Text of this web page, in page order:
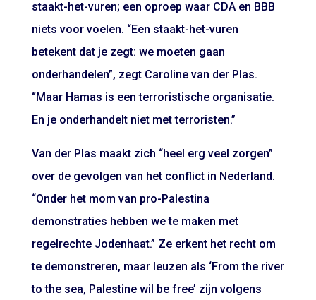
staakt-het-vuren; een oproep waar CDA en BBB
niets voor voelen. “Een staakt-het-vuren
betekent dat je zegt: we moeten gaan
onderhandelen”, zegt Caroline van der Plas.
“Maar Hamas is een terroristische organisatie.
En je onderhandelt niet met terroristen.”
Van der Plas maakt zich “heel erg veel zorgen”
over de gevolgen van het conflict in Nederland.
“Onder het mom van pro-Palestina
demonstraties hebben we te maken met
regelrechte Jodenhaat.” Ze erkent het recht om
te demonstreren, maar leuzen als ‘From the river
to the sea, Palestine wil be free’ zijn volgens